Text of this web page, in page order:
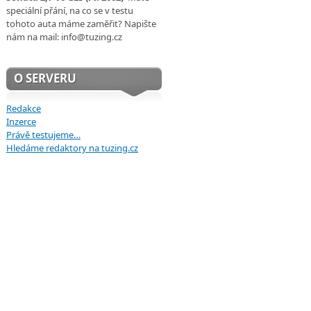
speciální přání, na co se v testu
tohoto auta máme zaměřit? Napište
nám na mail: info@tuzing.cz
O SERVERU
Redakce
Inzerce
Právě testujeme…
Hledáme redaktory na tuzing.cz